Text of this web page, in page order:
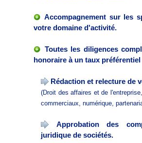
Accompagnement sur les
votre domaine d'activité.
Toutes les diligences
honoraire à un taux préférentiel
Rédaction et relecture de
(Droit des affaires et de
commerciaux, numérique,
Approbation des
juridique de sociétés.